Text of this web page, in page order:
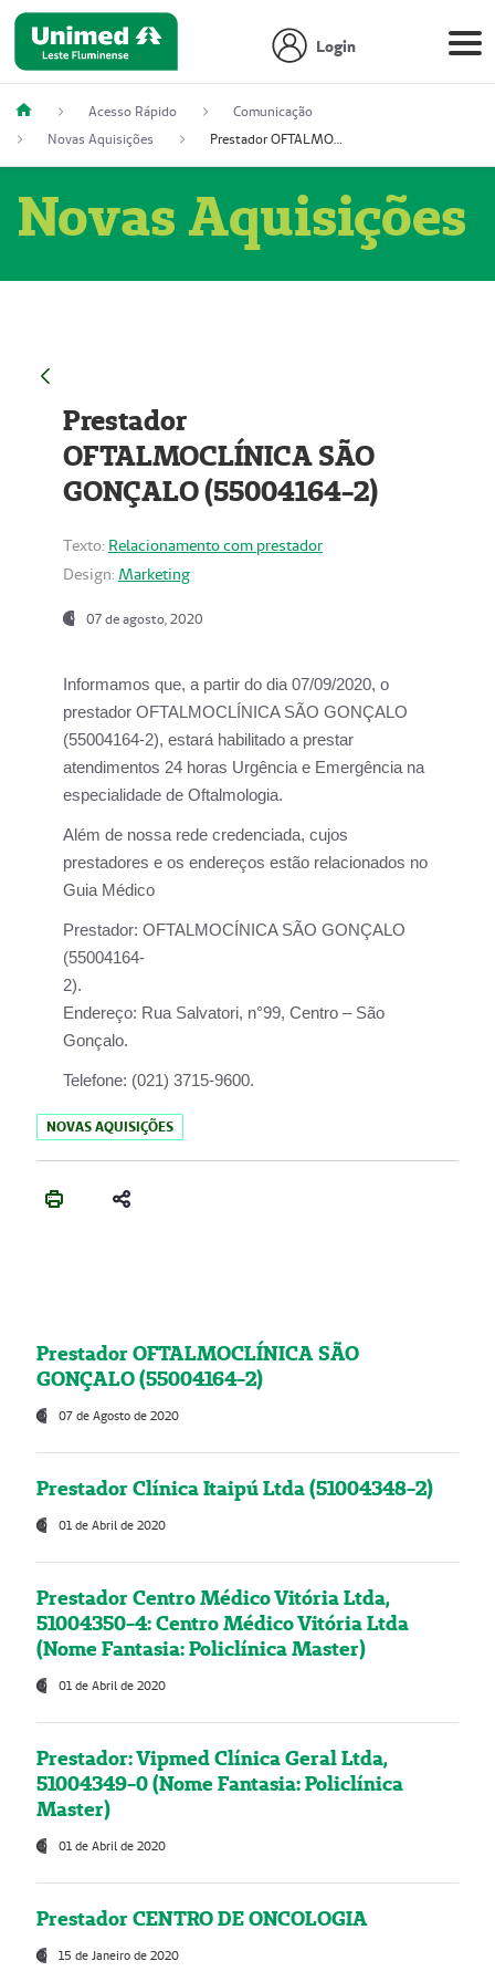
Login
Acesso Rápido
Comunicação
Novas Aquisições
Prestador OFTALMOCLÍNICA SÃO GONÇALO (55004164-2)
Novas Aquisições
Prestador
OFTALMOCLÍNICA SÃO
GONÇALO (55004164-2)
Texto: Relacionamento com prestador
Design: Marketing
07 de agosto, 2020
Informamos que, a partir do dia07/09/2020, o
prestador OFTALMOCLÍNICA SÃO GONÇALO
(55004164-2), estará habilitado a prestar
atendimentos 24 horas Urgência e Emergência na
especialidade de Oftalmologia.
Além de nossa rede credenciada, cujos
prestadores e os endereços estão relacionados no
Guia Médico
Prestador: OFTALMOCÍNICA SÃO GONÇALO
(55004164-
2).
Endereço: Rua Salvatori, n°99, Centro – São
Gonçalo.
Telefone: (021) 3715-9600.
NOVAS AQUISIÇÕES
Prestador OFTALMOCLÍNICA SÃO
GONÇALO (55004164-2)
07 de Agosto de 2020
Prestador Clínica Itaipú Ltda (51004348-2)
01 de Abril de 2020
Prestador Centro Médico Vitória Ltda,
51004350-4: Centro Médico Vitória Ltda
(Nome Fantasia: Policlínica Master)
01 de Abril de 2020
Prestador: Vipmed Clínica Geral Ltda,
51004349-0 (Nome Fantasia: Policlínica
Master)
01 de Abril de 2020
Prestador CENTRO DE ONCOLOGIA
15 de Janeiro de 2020